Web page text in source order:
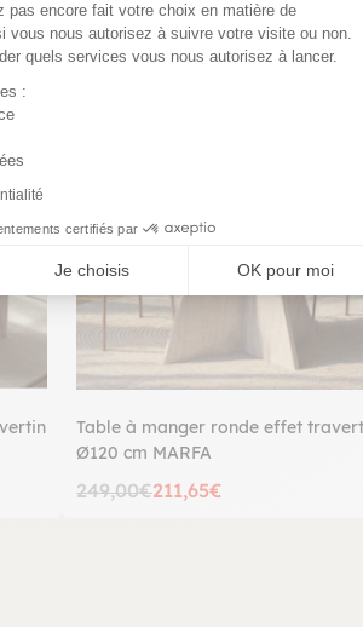
pas encore fait votre choix en matière de
vous nous autorisez à suivre votre visite ou non.
quels services vous nous autorisez à lancer.
:
certifiés par
Je choisis OK pour moi
Table à manger ronde effet
Ø120 cm MARFA
249,00€211,65€